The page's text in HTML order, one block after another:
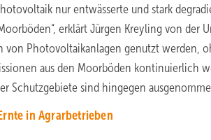
nur entwässerte und stark
erklärt Jürgen Kreyling von der
von Photovoltaikanlagen genutzt werden,
aus den Moorböden kontinuierlich
sind hingegen
in Agrarbetrieben